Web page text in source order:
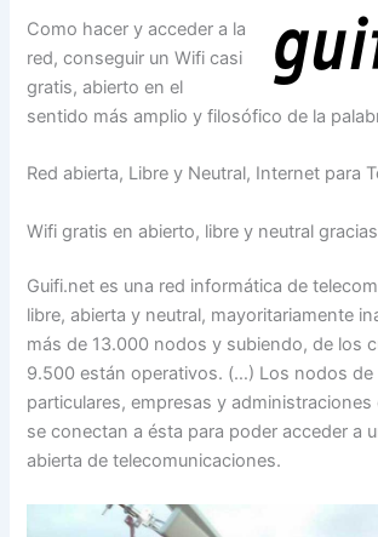
Como hacer y acceder a la
red, conseguir un Wifi casi
gratis, abierto en el
sentido más amplio y filosófico de la
Red abierta, Libre y Neutral, Internet para
Wifi gratis en abierto, libre y neutral
Guifi.net es una red informática de
libre, abierta y neutral, mayoritariamente
más de 13.000 nodos y subiendo, de los
9.500 están operativos. (…) Los nodos de
particulares, empresas y administraciones
se conectan a ésta para poder acceder a
abierta de telecomunicaciones.